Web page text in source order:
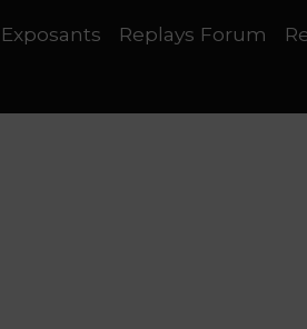
Replays Forum